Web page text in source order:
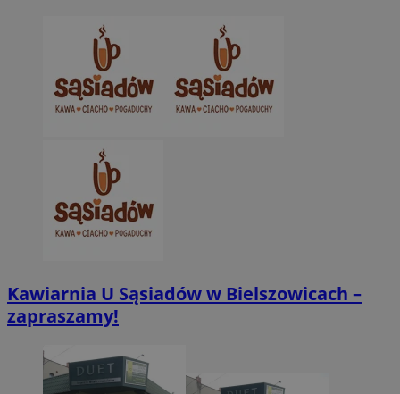
Kawiarnia U Sąsiadów w Bielszowicach –
zapraszamy!
można prawidłowo korzystać ze strony internetowej.
Nazwa
Domena
SessID
zabrze.com.pl
QeSessID
MvSessID